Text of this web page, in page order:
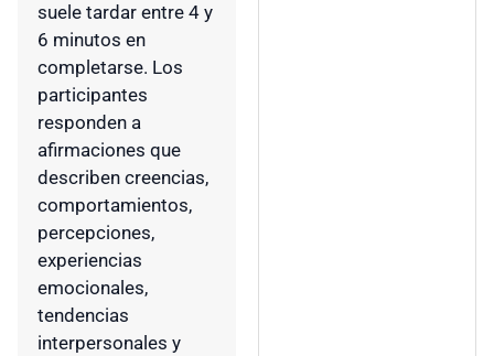
suele tardar entre 4 y
6 minutos en
completarse. Los
participantes
responden a
afirmaciones que
describen creencias,
comportamientos,
percepciones,
experiencias
emocionales,
tendencias
interpersonales y